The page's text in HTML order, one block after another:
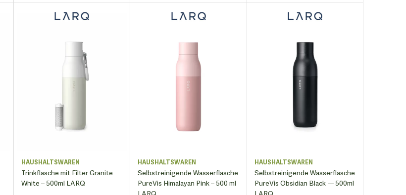
HAUSHALTSWAREN
Trinkflasche mit Filter Granite
White – 500ml LARQ
HAUSHALTSWAREN
Selbstreinigende Wasserflasche
PureVis Himalayan Pink – 500 ml
LARQ
HAUSHALTSWAREN
Selbstreinigende Wasserflasche
PureVis Obsidian Black -– 500ml
LARQ